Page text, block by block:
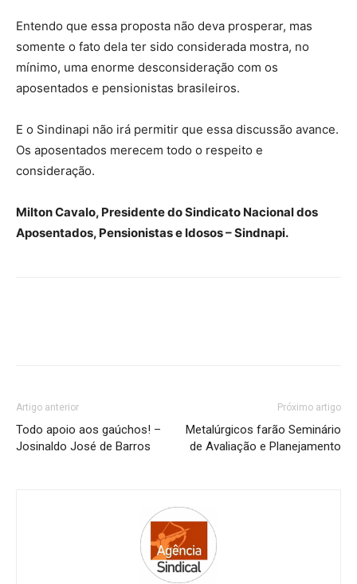
Entendo que essa proposta não deva prosperar, mas
somente o fato dela ter sido considerada mostra, no
mínimo, uma enorme desconsideração com os
aposentados e pensionistas brasileiros.
E o Sindinapi não irá permitir que essa discussão avance.
Os aposentados merecem todo o respeito e
consideração.
Milton Cavalo, Presidente do Sindicato Nacional dos
Aposentados, Pensionistas e Idosos – Sindnapi.
Artigo anterior
Todo apoio aos gaúchos! –
Josinaldo José de Barros
Próximo artigo
Metalúrgicos farão Seminário
de Avaliação e Planejamento